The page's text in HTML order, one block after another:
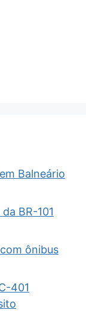
Balneário
BR-101
ônibus
401